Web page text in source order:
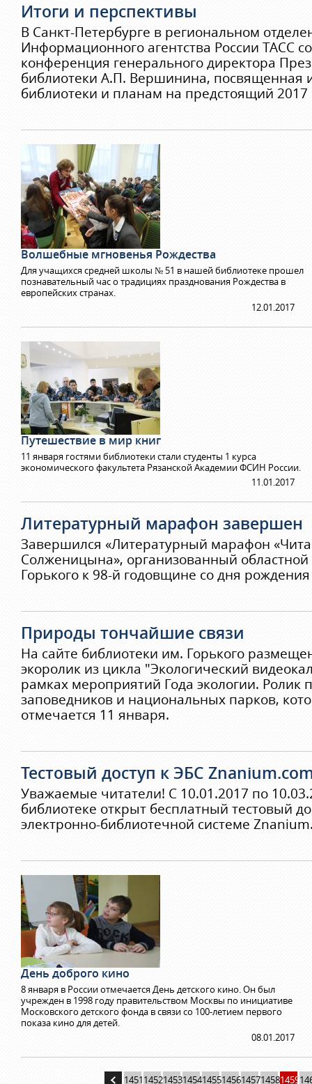
Итоги и перспективы
В Санкт-Петербурге в региональном
Информационного агентства России ТАСС
конференция генерального директора
библиотеки А.П. Вершинина, посвященная
библиотеки и планам на предстоящий 2017
Волшебные мгновенья Рождества
Для учащихся средней школы № 51 в нашей библиотеке прошел
познавательный час о традициях празднования Рождества в
европейских странах.
12.01.2017
Путешествие в мир книг
11 января гостями библиотеки стали студенты 1 курса
экономического факультета Рязанской Академии ФСИН России.
11.01.2017
Литературный марафон завершен
Завершился «Литературный марафон
Солженицына», организованный
Горького к 98-й годовщине со дня
Природы тончайшие связи
На сайте библиотеки им. Горького
экоролик из цикла "Экологический
рамках мероприятий Года экологии.
заповедников и национальных парков,
отмечается 11 января.
Тестовый доступ к ЭБС
Уважаемые читатели! С 10.01.2017 по
библиотеке открыт бесплатный тестовый
электронно-библиотечной системе
День доброго кино
8 января в России отмечается День детского кино. Он был
учрежден в 1998 году правительством Москвы по инициативе
Московского детского фонда в связи со 100-летием первого
показа кино для детей.
08.01.2017
145114521453145414551456145714581459